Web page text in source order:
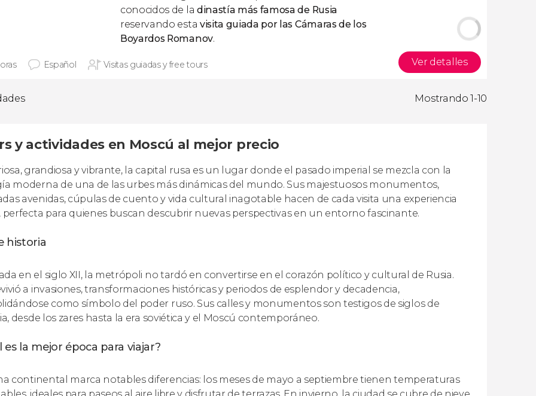
conocidos de la dinastía más famosa de Rusia
reservando esta visita guiada por las Cámaras de los
Boyardos Romanov.
Español Visitas guiadas y free tours Ver detalles
Mostrando 1-10
y actividades en Moscú al mejor precio
grandiosa y vibrante, la capital rusa es un lugar donde el pasado imperial se mezcla con la
moderna de una de las urbes más dinámicas del mundo. Sus majestuosos monumentos,
avenidas, cúpulas de cuento y vida cultural inagotable hacen de cada visita una experiencia
perfecta para quienes buscan descubrir nuevas perspectivas en un entorno fascinante.
historia
en el siglo XII, la metrópoli no tardó en convertirse en el corazón político y cultural de Rusia.
a invasiones, transformaciones históricas y periodos de esplendor y decadencia,
como símbolo del poder ruso. Sus calles y monumentos son testigos de siglos de
desde los zares hasta la era soviética y el Moscú contemporáneo.
es la mejor época para viajar?
continental marca notables diferencias: los meses de mayo a septiembre tienen temperaturas